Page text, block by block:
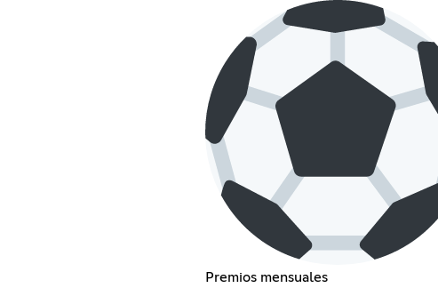
Premios mensuales